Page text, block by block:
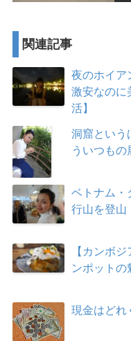
関連記事
夜のホイア
激安なのに
活】
洞窟という
ういつも
ベトナム・
行山を登山
【カンボ
ンポット
現金はどれ